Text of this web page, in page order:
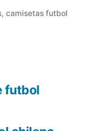
, camisetas futbol
futbol